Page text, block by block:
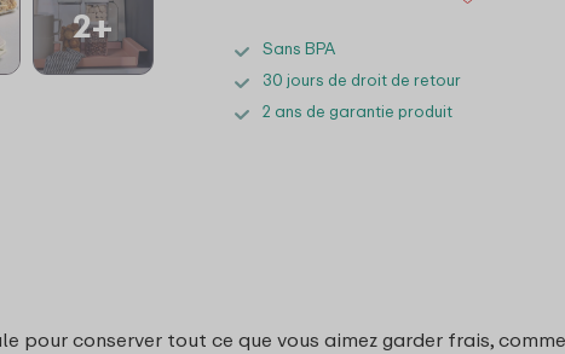
2+
Sans BPA
30 jours de droit de retour
2 ans de garantie produit
conserver tout ce que vous aimez garder frais,